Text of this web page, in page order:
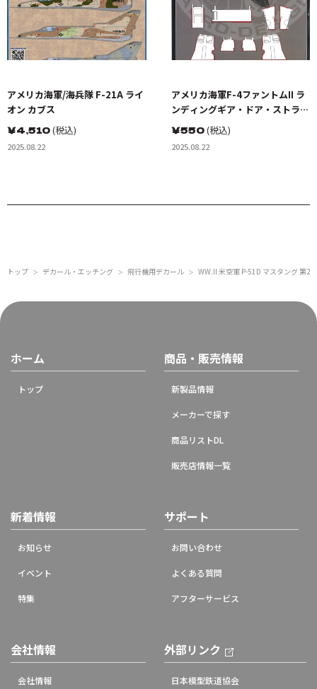
アメリカ海軍/海兵隊 F-21A ライ
オン カブス
￥4,510(税込)
2025.08.22
アメリカ海軍F-4ファントムII ラ
ンディングギア・ドア・ストライ
ピングセット
￥550(税込)
2025.08.22
トップ ＞ デカール・エッチング ＞ 飛行機用デカール ＞ WW.II 米空軍 P-51D マスタング 第
ホーム
トップ
商品・販売情報
新製品情報
メーカーで探す
商品リストDL
販売店情報一覧
新着情報
お知らせ
イベント
特集
サポート
お問い合わせ
よくある質問
アフターサービス
会社情報
会社情報
外部リンク
日本模型鉄道協会